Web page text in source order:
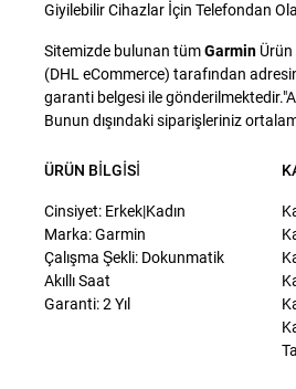
Giyilebilir Cihazlar İçin Telefondan
Sitemizde bulunan tümGarmin Ürün
(DHL eCommerce) tarafından
garanti belgesi ile
Bunun dışındaki siparişleriniz
ÜRÜN BILGISI
Cinsiyet: Erkek|Kadın
Marka: Garmin
Çalışma Şekli: Dokunmatik
Akıllı Saat
Garanti: 2 Yıl